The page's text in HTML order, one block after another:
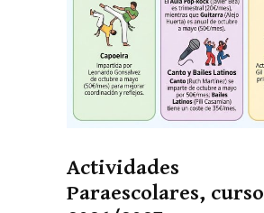
Actividades
Paraescolares, curso